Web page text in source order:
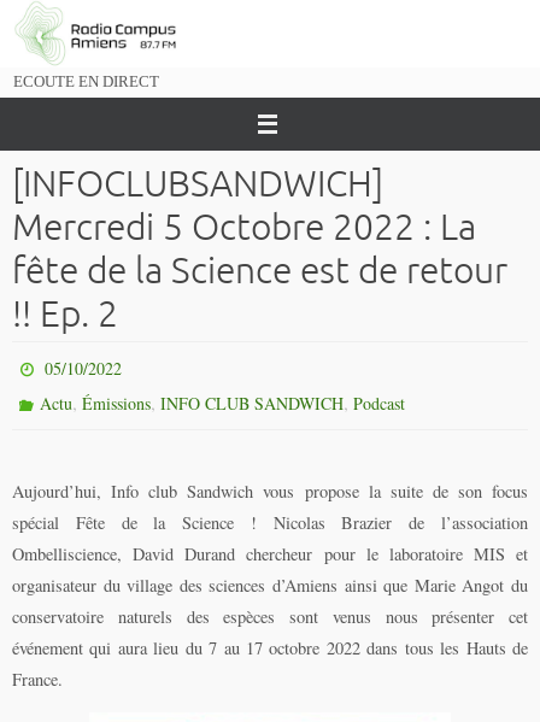
Passer
vers
ECOUTE EN DIRECT
[INFOCLUBSANDWICH]
Mercredi 5 Octobre 2022 : La
fête de la Science est de retour
!! Ep. 2
05/10/2022
Actu,Émissions,INFO CLUB SANDWICH,Podcast
Aujourd’hui, Info club Sandwich vous propose la suite de son focus
spécial Fête de la Science ! Nicolas Brazier de l’association
Ombelliscience, David Durand chercheur pour le laboratoire MIS et
organisateur du village des sciences d’Amiens ainsi que Marie Angot du
conservatoire naturels des espèces sont venus nous présenter cet
événement qui aura lieu du 7 au 17 octobre 2022 dans tous les Hauts de
France.